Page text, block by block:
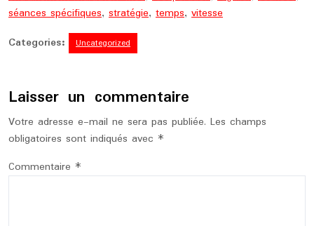
séances spécifiques, stratégie, temps, vitesse
Categories:
Uncategorized
Laisser un commentaire
Votre adresse e-mail ne sera pas publiée. Les champs
obligatoires sont indiqués avec *
Commentaire *